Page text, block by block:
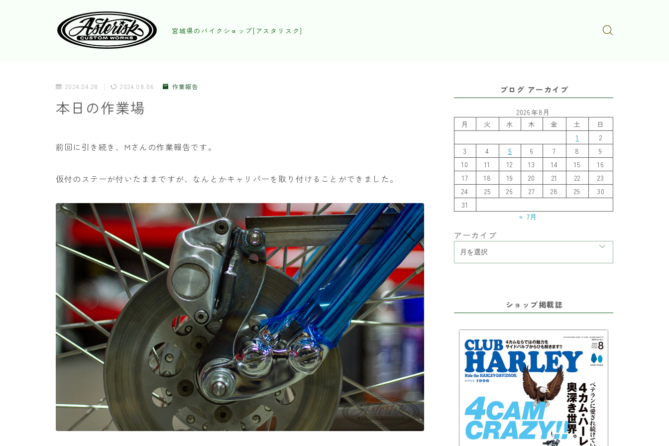
宮城県のバイクショップ[アスタリスク]
2024.04.28 2024.08.06 作業報告
本日の作業場
前回に引き続き、Mさんの作業報告です。
仮付のステーが付いたままですが、なんとかキャリパーを取り付けることができました。
ブログ アーカイブ
2026年8月
月
火 水 木 金 土
日
1
2
3
4 5 6 7 8
9
10
11 12 13 14 15
16
17
18 19 20 21 22
23
24
25 26 27 28 29
30
31
« 7月
アーカイブ
ショップ掲載誌